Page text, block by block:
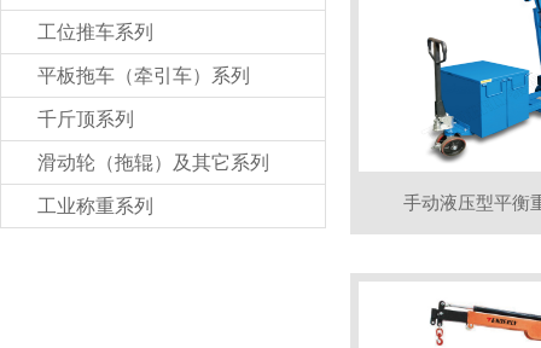
工位推车系列
平板拖车（牵引车）系列
千斤顶系列
滑动轮（拖辊）及其它系列
工业称重系列 手动液压型平衡